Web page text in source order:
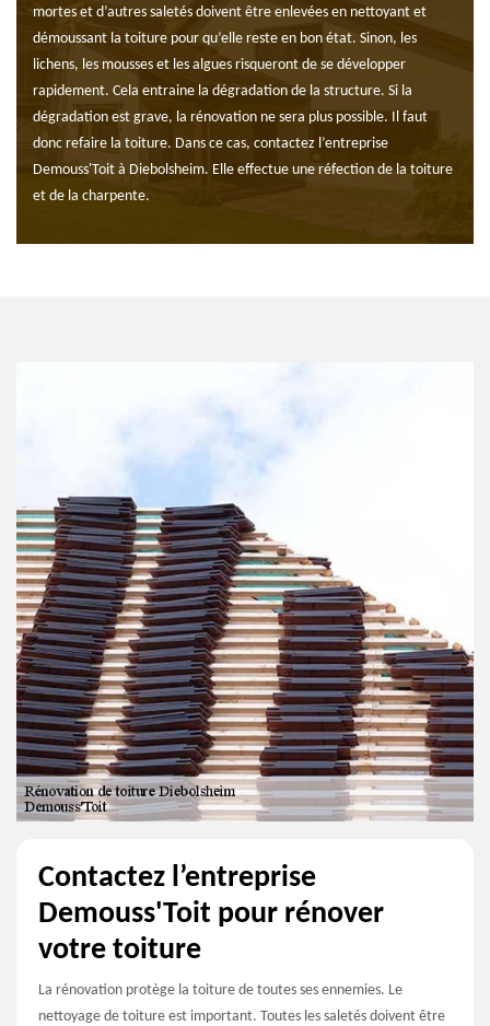
mortes et d’autres saletés doivent être enlevées en nettoyant et
démoussant la toiture pour qu’elle reste en bon état. Sinon, les
lichens, les mousses et les algues risqueront de se développer
rapidement. Cela entraine la dégradation de la structure. Si la
dégradation est grave, la rénovation ne sera plus possible. Il faut
donc refaire la toiture. Dans ce cas, contactez l’entreprise
Demouss'Toit à Diebolsheim. Elle effectue une réfection de la toiture
et de la charpente.
Contactez l’entreprise
Demouss'Toit pour rénover
votre toiture
La rénovation protège la toiture de toutes ses ennemies. Le
nettoyage de toiture est important. Toutes les saletés doivent être